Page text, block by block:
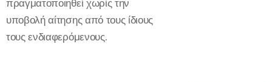
πραγματοποιηθεί χωρίς την
υποβολή αίτησης από τους ίδιους
τους ενδιαφερόμενους.